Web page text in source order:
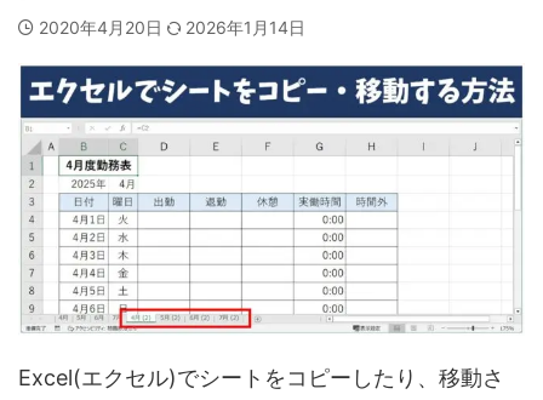
2020年4月20日 2026年1月14日
Excel(エクセル)でシートをコピーしたり、移動さ